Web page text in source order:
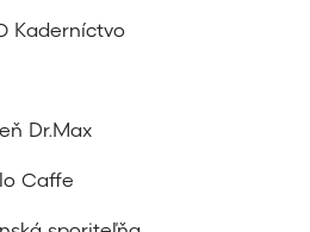
Kaderníctvo
Dr.Max
Caffe